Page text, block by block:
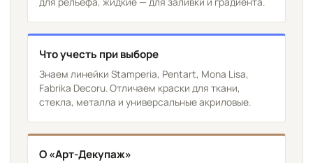
Что учесть при выборе
Знаем линейки Stamperia, Pentart, Mona Lisa,
Fabrika Decoru. Отличаем краски для ткани,
стекла, металла и универсальные акриловые.
О «Арт-Декупаж»